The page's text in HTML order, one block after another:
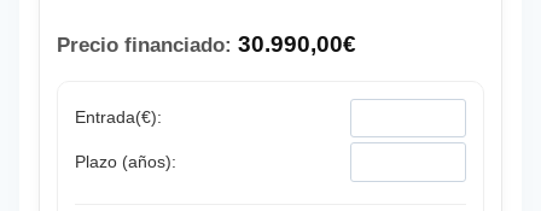
Precio financiado: 30.990,00€
Entrada(€):
Plazo (años):